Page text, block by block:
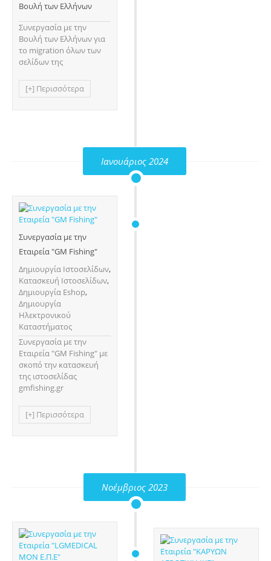
Βουλή των Ελλήνων
Συνεργασία με την
Βουλή των Ελλήνων για
το migration όλων των
σελίδων της
[+] Περισσότερα
Ιανουάριος 2024
Συνεργασία με την
Εταιρεία "GM Fishing"
Δημιουργία Ιστοσελίδων,
Κατασκευή Ιστοσελίδων,
Δημιουργία Eshop,
Δημιουργία
Ηλεκτρονικού
Καταστήματος
Συνεργασία με την
Εταιρεία "GM Fishing" με
σκοπό την κατασκευή
της ιστοσελίδας
gmfishing.gr
[+] Περισσότερα
Νοέμβριος 2023